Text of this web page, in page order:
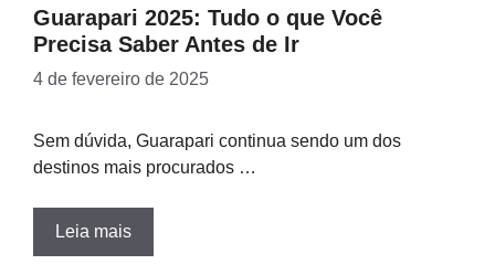
Guarapari 2025: Tudo o que Você
Precisa Saber Antes de Ir
4 de fevereiro de 2025
Sem dúvida, Guarapari continua sendo um dos
destinos mais procurados …
Leia mais